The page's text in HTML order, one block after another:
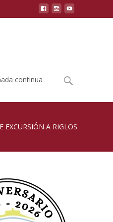
continua
Buscar
por:
EXCURSIÓN A RIGLOS